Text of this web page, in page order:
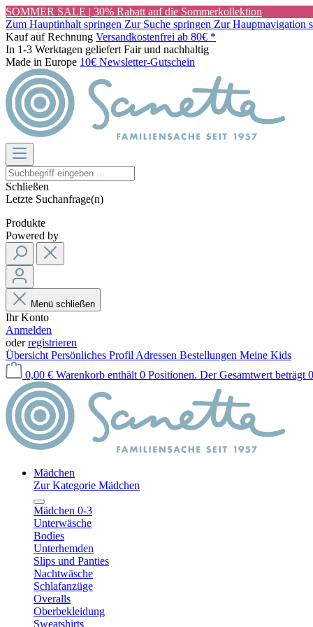
SOMMER SALE | 30% Rabatt auf die Sommerkollektion
Zum Hauptinhalt springen Zur Suche springen Zur Hauptnavigation
Kauf auf Rechnung Versandkostenfrei ab 80€ *
In 1-3 Werktagen geliefert Fair und nachhaltig
Made in Europe 10€ Newsletter-Gutschein
Schließen
Letzte Suchanfrage(n)
Produkte
Powered by
Menü schließen
Ihr Konto
Anmelden
oderregistrieren
Übersicht Persönliches Profil Adressen Bestellungen Meine Kids
0,00 € Warenkorb enthält 0 Positionen. Der Gesamtwert beträgt
Mädchen
Zur Kategorie Mädchen
Mädchen 0-3
Unterwäsche
Bodies
Unterhemden
Slips und Panties
Nachtwäsche
Schlafanzüge
Overalls
Oberbekleidung
Sweatshirts